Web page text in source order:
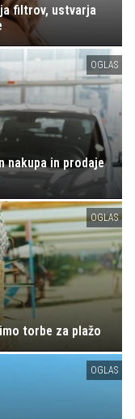
filtrov, ustvarja
OGLAS
nakupa in prodaje
OGLAS
torbe za plažo
OGLAS